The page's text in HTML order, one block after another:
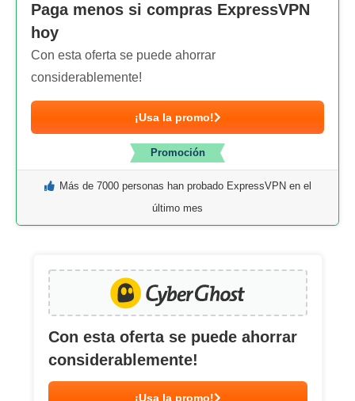
Paga menos si compras ExpressVPN
hoy
Con esta oferta se puede ahorrar
considerablemente!
¡Usa la promo!
Promoción
Más de 7000 personas han probado ExpressVPN en el
último mes
Con esta oferta se puede ahorrar
considerablemente!
¡Usa la promo!